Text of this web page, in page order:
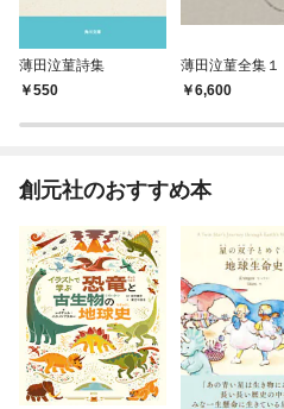
薄田泣菫詩集
550
薄田泣菫全集１
6,600
創元社のおすすめ本